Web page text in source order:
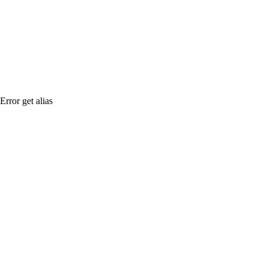
Error get alias